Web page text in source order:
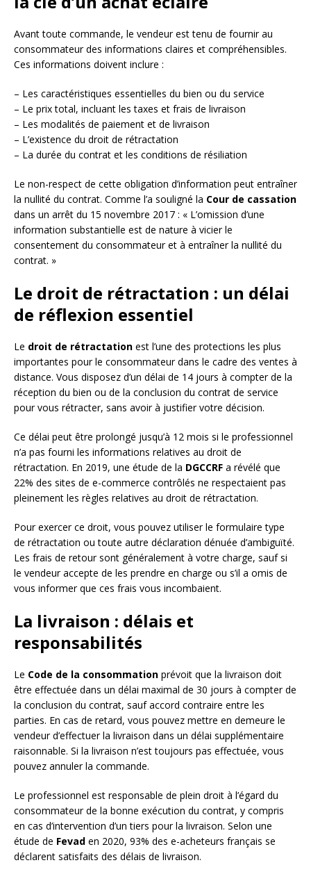
Avant toute commande, le vendeur est tenu de fournir au
consommateur des informations claires et compréhensibles.
Ces informations doivent inclure :
– Les caractéristiques essentielles du bien ou du service
– Le prix total, incluant les taxes et frais de livraison
– Les modalités de paiement et de livraison
– L’existence du droit de rétractation
– La durée du contrat et les conditions de résiliation
Le non-respect de cette obligation d’information peut entraîner
la nullité du contrat. Comme l’a souligné la Cour de cassation
dans un arrêt du 15 novembre 2017 : « L’omission d’une
information substantielle est de nature à vicier le
consentement du consommateur et à entraîner la nullité du
contrat. »
Le droit de rétractation : un délai
de réflexion essentiel
Le droit de rétractation est l’une des protections les plus
importantes pour le consommateur dans le cadre des ventes à
distance. Vous disposez d’un délai de 14 jours à compter de la
réception du bien ou de la conclusion du contrat de service
pour vous rétracter, sans avoir à justifier votre décision.
Ce délai peut être prolongé jusqu’à 12 mois si le professionnel
n’a pas fourni les informations relatives au droit de
rétractation. En 2019, une étude de la DGCCRF a révélé que
22% des sites de e-commerce contrôlés ne respectaient pas
pleinement les règles relatives au droit de rétractation.
Pour exercer ce droit, vous pouvez utiliser le formulaire type
de rétractation ou toute autre déclaration dénuée d’ambiguïté.
Les frais de retour sont généralement à votre charge, sauf si
le vendeur accepte de les prendre en charge ou s’il a omis de
vous informer que ces frais vous incombaient.
La livraison : délais et
responsabilités
Le Code de la consommation prévoit que la livraison doit
être effectuée dans un délai maximal de 30 jours à compter de
la conclusion du contrat, sauf accord contraire entre les
parties. En cas de retard, vous pouvez mettre en demeure le
vendeur d’effectuer la livraison dans un délai supplémentaire
raisonnable. Si la livraison n’est toujours pas effectuée, vous
pouvez annuler la commande.
Le professionnel est responsable de plein droit à l’égard du
consommateur de la bonne exécution du contrat, y compris
en cas d’intervention d’un tiers pour la livraison. Selon une
étude de Fevad en 2020, 93% des e-acheteurs français se
déclarent satisfaits des délais de livraison.